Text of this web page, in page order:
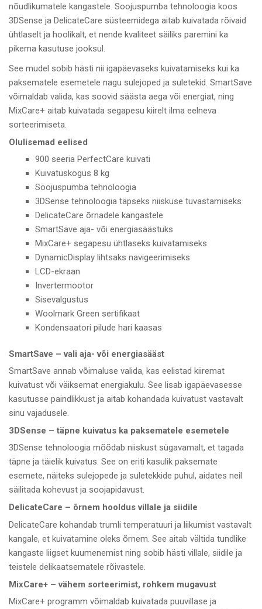
nõudlikumatele kangastele. Soojuspumba tehnoloogia koos
3DSense ja DelicateCare süsteemidega aitab kuivatada rõivaid
ühtlaselt ja hoolikalt, et nende kvaliteet säiliks paremini ka
pikema kasutuse jooksul.
See mudel sobib hästi nii igapäevaseks kuivatamiseks kui ka
paksematele esemetele nagu sulejoped ja suletekid. SmartSave
võimaldab valida, kas soovid säästa aega või energiat, ning
MixCare+ aitab kuivatada segapesu kiirelt ilma eelneva
sorteerimiseta.
Olulisemad eelised
900 seeria PerfectCare kuivati
Kuivatuskogus 8 kg
Soojuspumba tehnoloogia
3DSense tehnoloogia täpseks niiskuse tuvastamiseks
DelicateCare õrnadele kangastele
SmartSave aja- või energiasäästuks
MixCare+ segapesu ühtlaseks kuivatamiseks
DynamicDisplay lihtsaks navigeerimiseks
LCD-ekraan
Invertermootor
Sisevalgustus
Woolmark Green sertifikaat
Kondensaatori pilude hari kaasas
SmartSave – vali aja- või energiasääst
SmartSave annab võimaluse valida, kas eelistad kiiremat
kuivatust või väiksemat energiakulu. See lisab igapäevasesse
kasutusse paindlikkust ja aitab kohandada kuivatust vastavalt
sinu vajadusele.
3DSense – täpne kuivatus ka paksematele esemetele
3DSense tehnoloogia mõõdab niiskust sügavamalt, et tagada
täpne ja täielik kuivatus. See on eriti kasulik paksemate
esemete, näiteks sulejopede ja suletekkide puhul, aidates neil
säilitada kohevust ja soojapidavust.
DelicateCare – õrnem hooldus villale ja siidile
DelicateCare kohandab trumli temperatuuri ja liikumist vastavalt
kangale, et kuivatamine oleks õrnem. See aitab vältida tundlike
kangaste liigset kuumenemist ning sobib hästi villale, siidile ja
teistele delikaatsematele rõivastele.
MixCare+ – vähem sorteerimist, rohkem mugavust
MixCare+ programm võimaldab kuivatada puuvillase ja